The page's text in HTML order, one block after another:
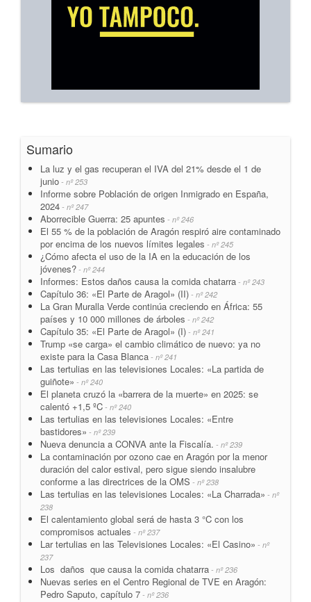
Sumario
La luz y el gas recuperan el IVA del 21% desde el 1 de
junio - nº 253
Informe sobre Población de origen Inmigrado en España,
2024 - nº 247
Aborrecible Guerra: 25 apuntes - nº 246
El 55 % de la población de Aragón respiró aire contaminado
por encima de los nuevos límites legales - nº 245
¿Cómo afecta el uso de la IA en la educación de los
jóvenes? - nº 244
Informes: Estos daños causa la comida chatarra - nº 243
Capítulo 36: «El Parte de Aragol» (II) - nº 242
La Gran Muralla Verde continúa creciendo en África: 55
países y 10 000 millones de árboles - nº 242
Capítulo 35: «El Parte de Aragol» (I) - nº 241
Trump «se carga» el cambio climático de nuevo: ya no
existe para la Casa Blanca - nº 241
Las tertulias en las televisiones Locales: «La partida de
guiñote» - nº 240
El planeta cruzó la «barrera de la muerte» en 2025: se
calentó +1,5 ºC - nº 240
Las tertulias en las televisiones Locales: «Entre
bastidores» - nº 239
Nueva denuncia a CONVA ante la Fiscalía. - nº 239
La contaminación por ozono cae en Aragón por la menor
duración del calor estival, pero sigue siendo insalubre
conforme a las directrices de la OMS - nº 238
Las tertulias en las televisiones Locales: «La Charrada» - nº
238
El calentamiento global será de hasta 3 °C con los
compromisos actuales - nº 237
Lar tertulias en las Televisiones Locales: «El Casino» - nº
237
Los daños que causa la comida chatarra - nº 236
Nuevas series en el Centro Regional de TVE en Aragón:
Pedro Saputo, capítulo 7 - nº 236